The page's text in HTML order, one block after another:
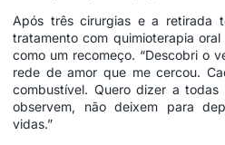
Após três cirurgias e a retirada
tratamento com quimioterapia
como um recomeço. “Descobri o
rede de amor que me cercou.
combustível. Quero dizer a
observem, não deixem para
vidas.”